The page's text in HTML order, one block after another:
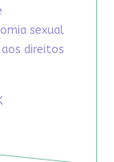
sexual
direitos